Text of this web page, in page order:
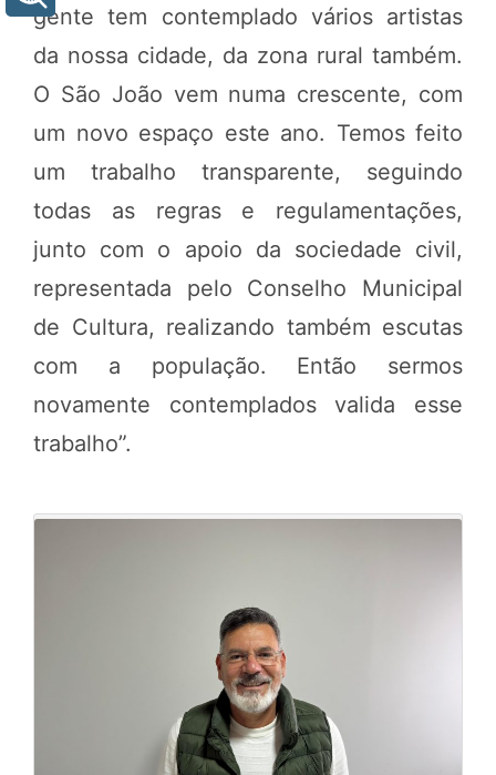
gente tem contemplado vários artistas
da nossa cidade, da zona rural também.
O São João vem numa crescente, com
um novo espaço este ano. Temos feito
um trabalho transparente, seguindo
todas as regras e regulamentações,
junto com o apoio da sociedade civil,
representada pelo Conselho Municipal
de Cultura, realizando também escutas
com a população. Então sermos
novamente contemplados valida esse
trabalho”.